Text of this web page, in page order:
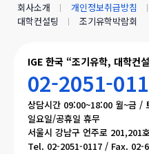
IGE 한국 “조기유학, 대학컨
02-2051-
상담시간 09:00~18:00 월~금 /
일요일/공휴일 휴무
서울시 강남구 언주로 201,201
Tel. 02-2051-0117 / Fax. 02-
회사소개 개인정보취급방침
대학컨설팅
조기유학박람회